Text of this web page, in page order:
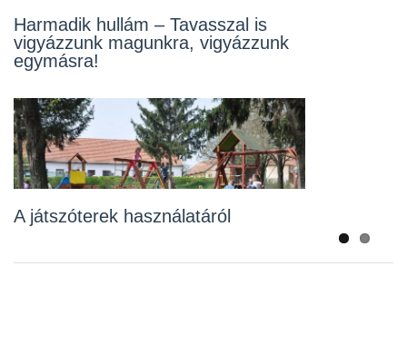
Harmadik hullám – Tavasszal is
vigyázzunk magunkra, vigyázzunk
egymásra!
A játszóterek használatáról
Újra vásárlási idősávot vezettek be